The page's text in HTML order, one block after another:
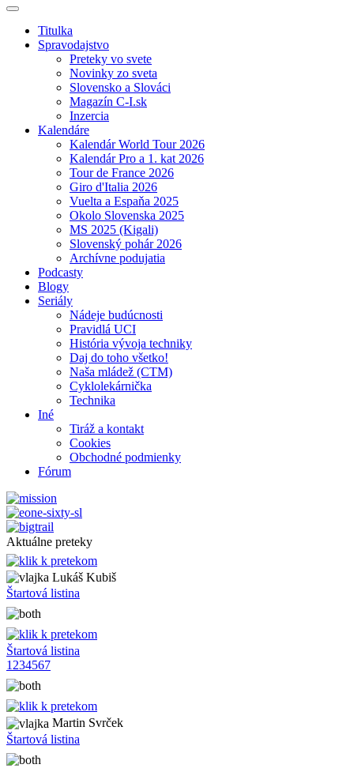
Titulka
Spravodajstvo
Preteky vo svete
Novinky zo sveta
Slovensko a Slováci
Magazín C-I.sk
Inzercia
Kalendáre
Kalendár World Tour 2026
Kalendár Pro a 1. kat 2026
Tour de France 2026
Giro d'Italia 2026
Vuelta a Espaňa 2025
Okolo Slovenska 2025
MS 2025 (Kigali)
Slovenský pohár 2026
Archívne podujatia
Podcasty
Blogy
Seriály
Nádeje budúcnosti
Pravidlá UCI
História vývoja techniky
Daj do toho všetko!
Naša mládež (CTM)
Cyklolekárnička
Technika
Iné
Tiráž a kontakt
Cookies
Obchodné podmienky
Fórum
Aktuálne preteky
Lukáš Kubiš
Štartová listina
Štartová listina
1 234567
Martin Svrček
Štartová listina